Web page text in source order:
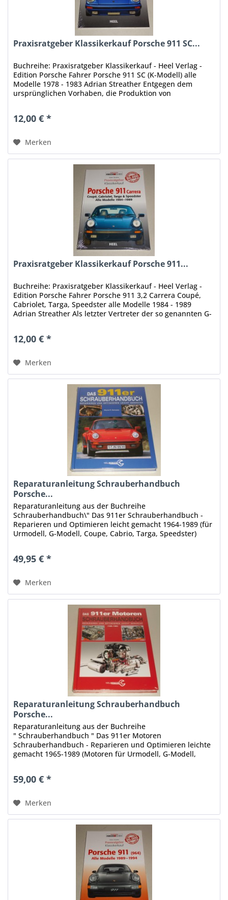
Praxisratgeber Klassikerkauf Porsche 911 SC...
Buchreihe: Praxisratgeber Klassikerkauf - Heel Verlag -
Edition Porsche Fahrer Porsche 911 SC (K-Modell) alle
Modelle 1978 - 1983 Adrian Streather Entgegen dem
ursprünglichen Vorhaben, die Produktion von
12,00 € *
Merken
Praxisratgeber Klassikerkauf Porsche 911...
Buchreihe: Praxisratgeber Klassikerkauf - Heel Verlag -
Edition Porsche Fahrer Porsche 911 3,2 Carrera Coupé,
Cabriolet, Targa, Speedster alle Modelle 1984 - 1989
Adrian Streather Als letzter Vertreter der so genannten G-
12,00 € *
Merken
Reparaturanleitung Schrauberhandbuch
Porsche...
Reparaturanleitung aus der Buchreihe
Schrauberhandbuch\" Das 911er Schrauberhandbuch -
Reparieren und Optimieren leicht gemacht 1964-1989 (für
Urmodell, G-Modell, Coupe, Cabrio, Targa, Speedster)
49,95 € *
Merken
Reparaturanleitung Schrauberhandbuch
Porsche...
Reparaturanleitung aus der Buchreihe
" Schrauberhandbuch " Das 911er Motoren
Schrauberhandbuch - Reparieren und Optimieren leichte
gemacht 1965-1989 (Motoren für Urmodell, G-Modell,
59,00 € *
Merken